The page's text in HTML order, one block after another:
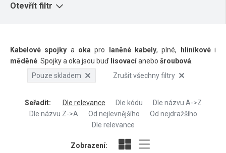
Otevřít filtr
Kabelové spojky a okapro laněné kabely, plné, hliníkovéi
měděné . Spojky a oka jsou buď lisovacíanebo šroubová
Pouze skladem
Zrušit všechny filtry
Seřadit: Dle relevance Dle kódu
Dle názvu A->Z
Dle názvu Z->A
Od nejlevnějšího
Od nejdražšího
Dle relevance
Zobrazení: